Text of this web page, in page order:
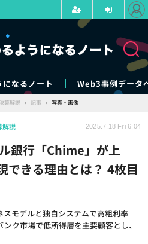
なるノート Web3事例データ
決算解説 › 記事 › 写真・画像
銀行「Chime」が上
できる理由とは？ 4枚目
モデルと独自システムで高粗利率
ク市場で低所得層を主要顧客とし、
解説 2025.7.18 Fri 6:04